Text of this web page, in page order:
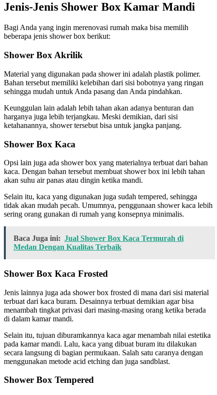
Jenis-Jenis Shower Box Kamar Mandi
Bagi Anda yang ingin merenovasi rumah maka bisa memilih
beberapa jenis shower box berikut:
Shower Box Akrilik
Material yang digunakan pada shower ini adalah plastik polimer.
Bahan tersebut memiliki kelebihan dari sisi bobotnya yang ringan
sehingga mudah untuk Anda pasang dan Anda pindahkan.
Keunggulan lain adalah lebih tahan akan adanya benturan dan
harganya juga lebih terjangkau. Meski demikian, dari sisi
ketahanannya, shower tersebut bisa untuk jangka panjang.
Shower Box Kaca
Opsi lain juga ada shower box yang materialnya terbuat dari bahan
kaca. Dengan bahan tersebut membuat shower box ini lebih tahan
akan suhu air panas atau dingin ketika mandi.
Selain itu, kaca yang digunakan juga sudah tempered, sehingga
tidak akan mudah pecah. Umumnya, penggunaan shower kaca lebih
sering orang gunakan di rumah yang konsepnya minimalis.
Baca Juga ini: Jual Shower Box Kaca Termurah di
Medan Dengan Kualitas Terbaik
Shower Box Kaca Frosted
Jenis lainnya juga ada shower box frosted di mana dari sisi material
terbuat dari kaca buram. Desainnya terbuat demikian agar bisa
menambah tingkat privasi dari masing-masing orang ketika berada
di dalam kamar mandi.
Selain itu, tujuan diburamkannya kaca agar menambah nilai estetika
pada kamar mandi. Lalu, kaca yang dibuat buram itu dilakukan
secara langsung di bagian permukaan. Salah satu caranya dengan
menggunakan metode acid etching dan juga sandblast.
Shower Box Tempered